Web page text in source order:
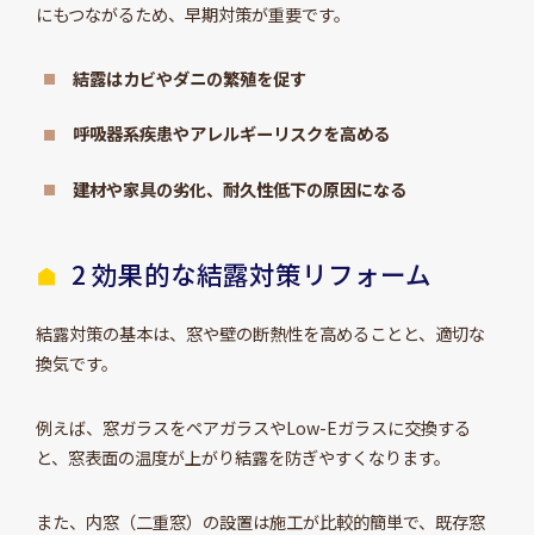
にもつながるため、早期対策が重要です。
結露はカビやダニの繁殖を促す
呼吸器系疾患やアレルギーリスクを高める
建材や家具の劣化、耐久性低下の原因になる
2 効果的な結露対策リフォーム
結露対策の基本は、窓や壁の断熱性を高めることと、適切な
換気です。
例えば、窓ガラスをペアガラスやLow-Eガラスに交換する
と、窓表面の温度が上がり結露を防ぎやすくなります。
また、内窓（二重窓）の設置は施工が比較的簡単で、既存窓